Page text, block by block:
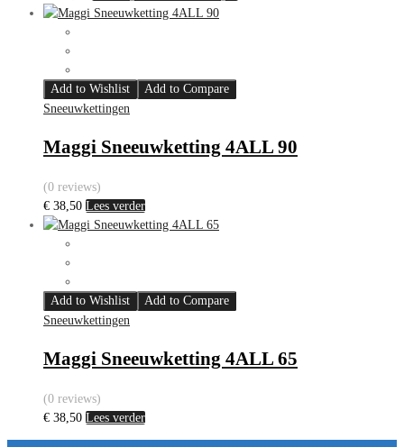
Add to Wishlist
Add to Compare
Sneeuwkettingen
Maggi Sneeuwketting 4ALL 90
(0 reviews)
€ 38,50 Lees verder
Add to Wishlist
Add to Compare
Sneeuwkettingen
Maggi Sneeuwketting 4ALL 65
(0 reviews)
€ 38,50 Lees verder